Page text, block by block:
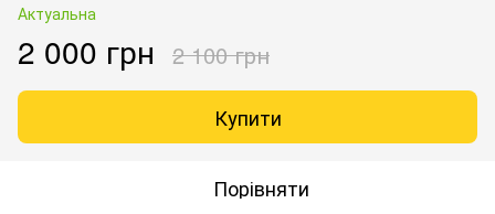
Актуальна
2 000 грн 2 100 грн
Купити
Порівняти